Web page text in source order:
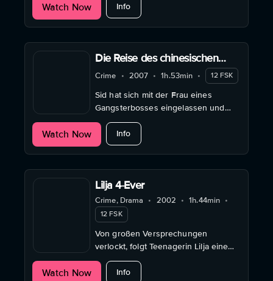
Insulaner tot in einem Brunnen
gefunden und Leonidas wittert einen
Watch Now Infoabout Kleine Verbrechen
Die Reise des chinesischen
Trommlers
Crime • 2007 • 1h.53min • 12 FSK
Sid hat sich mit der Frau eines
Gangsterbosses eingelassen und
soll dafür zahlen. Er flüchtet in die
Berge und findet dort, was ihm in
seinem hedonistischen Leben
Watch Now Infoabout Die Reise des chinesischen
Lilja 4-Ever
Crime, Drama • 2002 • 1h.44min •
12 FSK
Von großen Versprechungen
verlockt, folgt Teenagerin Lilja einem
Mann nach Schweden. Doch vor Ort
ist alles anders als versprochen.
Watch Now Infoabout Lilja 4-Ever